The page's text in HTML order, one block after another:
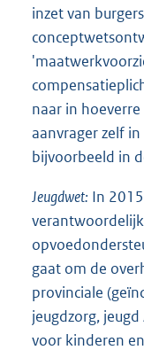
inzet van
naar in
aanvrager zelf
bijvoorbeeld in
Jeugdwet: In
gaat om de
provinciale
jeugdzorg,
voor kinderen